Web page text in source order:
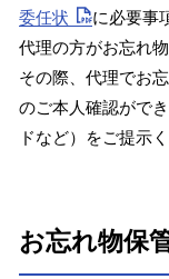
委任状
に必要事
代理の方がお忘れ
その際、代理でお
のご本人確認がで
ドなど）をご提示く
お忘れ物保